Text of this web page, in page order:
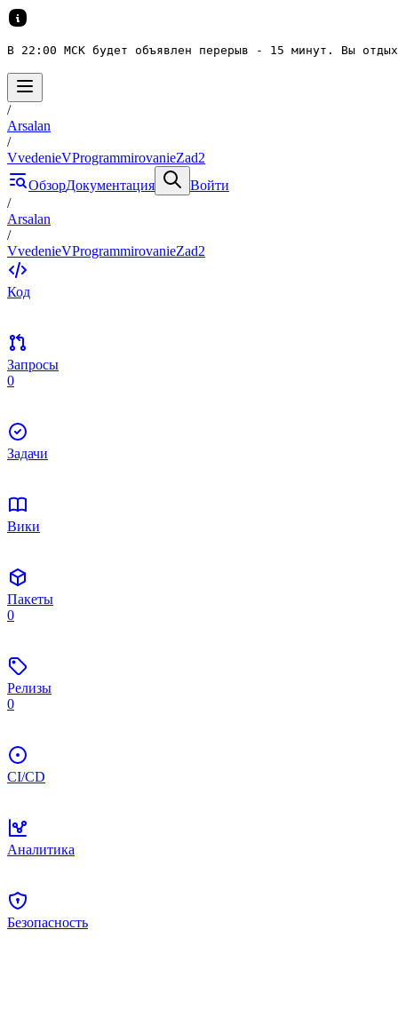
В 22:00 МСК будет объявлен перерыв - 15 минут. Вы
/
Arsalan
/
VvedenieVProgrammirovanieZad2
ОбзорДокументация
Войти
/
Arsalan
/
VvedenieVProgrammirovanieZad2
Код
Запросы
0
Задачи
Вики
Пакеты
0
Релизы
0
CI/CD
Аналитика
Безопасность